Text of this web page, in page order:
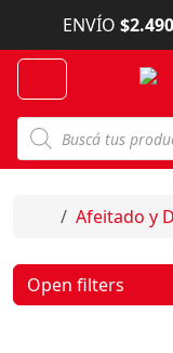
Skip to content
ENVÍO $2.490
B
s
q
d
Home
Afeitado y
Open filters